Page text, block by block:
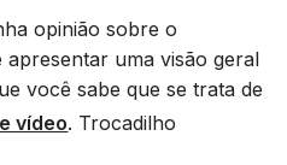
opinião sobre o
uma visão geral
você sabe que se trata de
vídeo. Trocadilho